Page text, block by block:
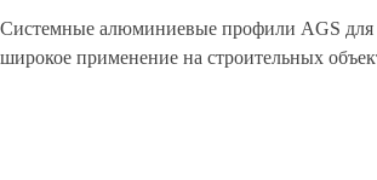
Системные алюминиевые профили AGS для
широкое применение на строительных